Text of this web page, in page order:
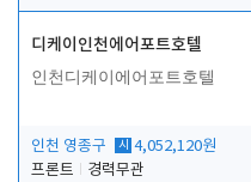
디케이인천에어포트호텔
인천디케이에어포트호텔
인천 영종구 시 4,052,120원
프론트
경력무관